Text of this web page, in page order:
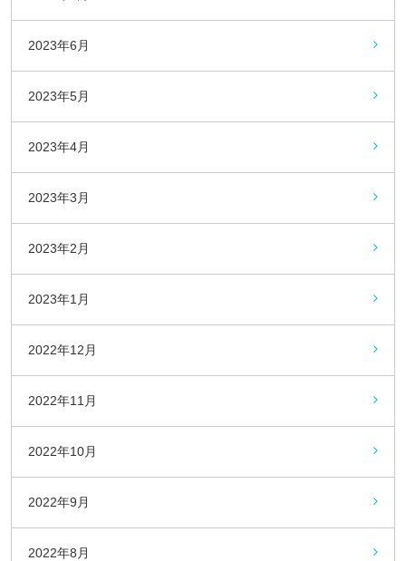
2023年6月
2023年5月
2023年4月
2023年3月
2023年2月
2023年1月
2022年12月
2022年11月
2022年10月
2022年9月
2022年8月